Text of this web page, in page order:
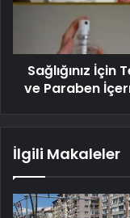
Sağlığınız
ve Paraben
İlgili Makaleler